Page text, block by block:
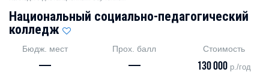
Национальный социально-педагогический
колледж
Бюдж. мест
—
Прох. балл
—
Стоимость
130 000 р./год